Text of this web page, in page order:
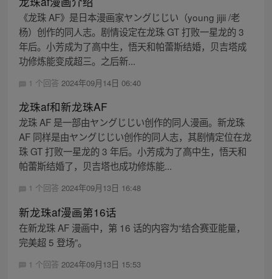
《龙珠 AF》是日本漫画家ヤングじじい（young jijii /老
杨）创作的同人志。剧情设定在龙珠 GT 打败一星龙的 3
年后。小芳成为了高中生，悟天和帕蕾斯结婚，贝吉塔成
功修炼能变成超三。之后新...
1 个回答 2024年09月14日 06:40
龙珠af和新龙珠AF
龙珠 AF 是一部由ヤングじじい创作的同人漫画。新龙珠
AF 同样是由ヤングじじい创作的同人志，其剧情定位在龙
珠 GT 打败一星龙的 3 年后。小芳成为了高中生，悟天和
帕蕾斯结婚了，贝吉塔也成功修炼能...
1 个回答 2024年09月13日 16:48
新龙珠af漫画第16话
在新龙珠 AF 漫画中，第 16 话的内容为“结合赛亚能量，
完美超 5 登场”。
1 个回答 2024年09月13日 15:53